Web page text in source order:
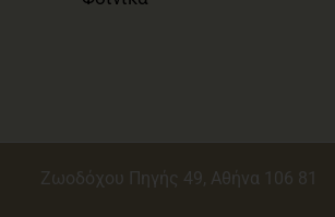
Ζωοδόχου Πηγής 49, Αθήνα 106 81